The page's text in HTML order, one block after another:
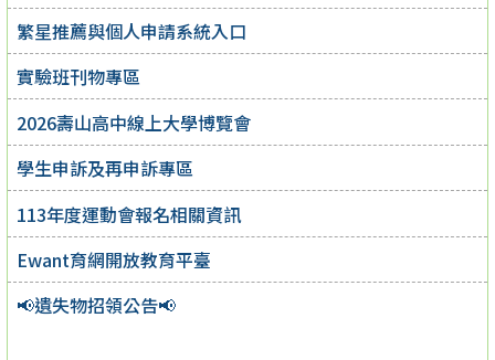
繁星推薦與個人申請系統入口
實驗班刊物專區
2026壽山高中線上大學博覽會
學生申訴及再申訴專區
113年度運動會報名相關資訊
Ewant育網開放教育平臺
📢遺失物招領公告📢